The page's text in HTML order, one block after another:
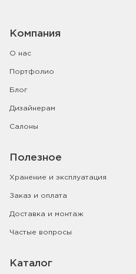
Компания
О нас
Портфолио
Блог
Дизайнерам
Салоны
Полезное
Хранение и эксплуатация
Заказ и оплата
Доставка и монтаж
Частые вопросы
Каталог